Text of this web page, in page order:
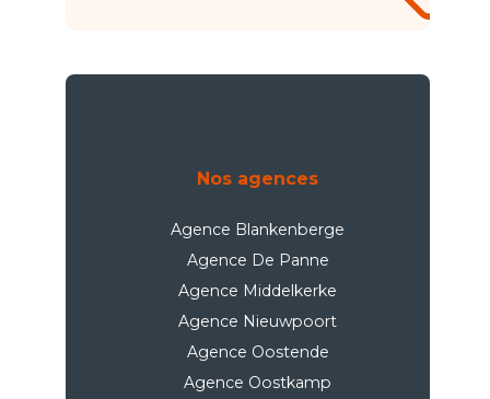
Nos agences
Agence Blankenberge
Agence De Panne
Agence Middelkerke
Agence Nieuwpoort
Agence Oostende
Agence Oostkamp